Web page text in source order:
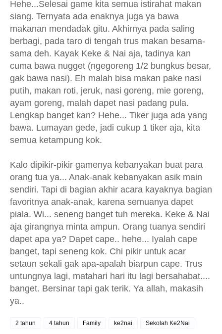
Hehe...Selesai game kita semua istirahat makan
siang. Ternyata ada enaknya juga ya bawa
makanan mendadak gitu. Akhirnya pada saling
berbagi, pada taro di tengah trus makan besama-
sama deh. Kayak Keke & Nai aja, tadinya kan
cuma bawa nugget (ngegoreng 1/2 bungkus besar,
gak bawa nasi). Eh malah bisa makan pake nasi
putih, makan roti, jeruk, nasi goreng, mie goreng,
ayam goreng, malah dapet nasi padang pula.
Lengkap banget kan? Hehe... Tiker juga ada yang
bawa. Lumayan gede, jadi cukup 1 tiker aja, kita
semua ketampung kok.
Kalo dipikir-pikir gamenya kebanyakan buat para
orang tua ya... Anak-anak kebanyakan asik main
sendiri. Tapi di bagian akhir acara kayaknya bagian
favoritnya anak-anak, karena semuanya dapet
piala. Wi... seneng banget tuh mereka. Keke & Nai
aja girangnya minta ampun. Orang tuanya sendiri
dapet apa ya? Dapet cape.. hehe... Iyalah cape
banget, tapi seneng kok. Chi pikir untuk acar
setaun sekali gak apa-apalah biarpun cape. Trus
untungnya lagi, matahari hari itu lagi bersahabat....
banget. Bersinar tapi gak terik. Ya allah, makasih
ya..
2 tahun 4 tahun Family ke2nai Sekolah Ke2Nai